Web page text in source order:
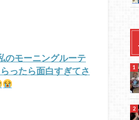
のモーニングルーテ
ったら面白すぎてさ